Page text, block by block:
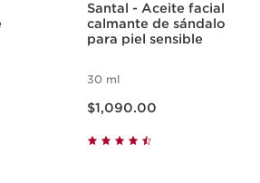
Santal - Aceite facial
calmante de sándalo
para piel sensible
30 ml
$1,090.00